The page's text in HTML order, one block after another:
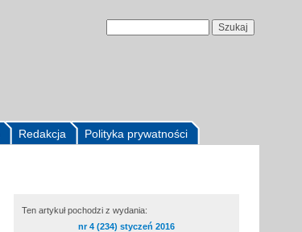
Polityka prywatności
Redakcja
Ten artykuł pochodzi z wydania:
nr 4 (234) styczeń 2016